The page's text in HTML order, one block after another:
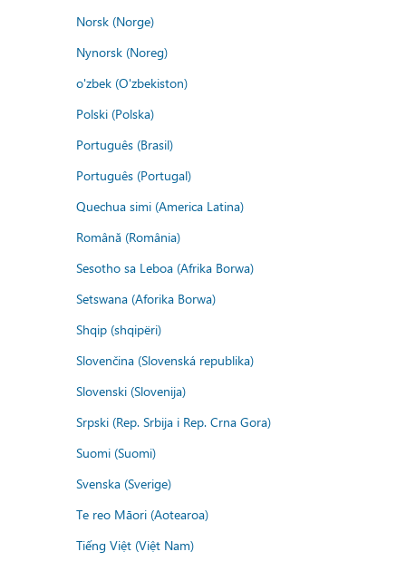
Norsk (Norge)
Nynorsk (Noreg)
o'zbek (O'zbekiston)
Polski (Polska)
Português (Brasil)
Português (Portugal)
Quechua simi (America Latina)
Română (România)
Sesotho sa Leboa (Afrika Borwa)
Setswana (Aforika Borwa)
Shqip (shqipëri)
Slovenčina (Slovenská republika)
Slovenski (Slovenija)
Srpski (Rep. Srbija i Rep. Crna Gora)
Suomi (Suomi)
Svenska (Sverige)
Te reo Māori (Aotearoa)
Tiếng Việt (Việt Nam)